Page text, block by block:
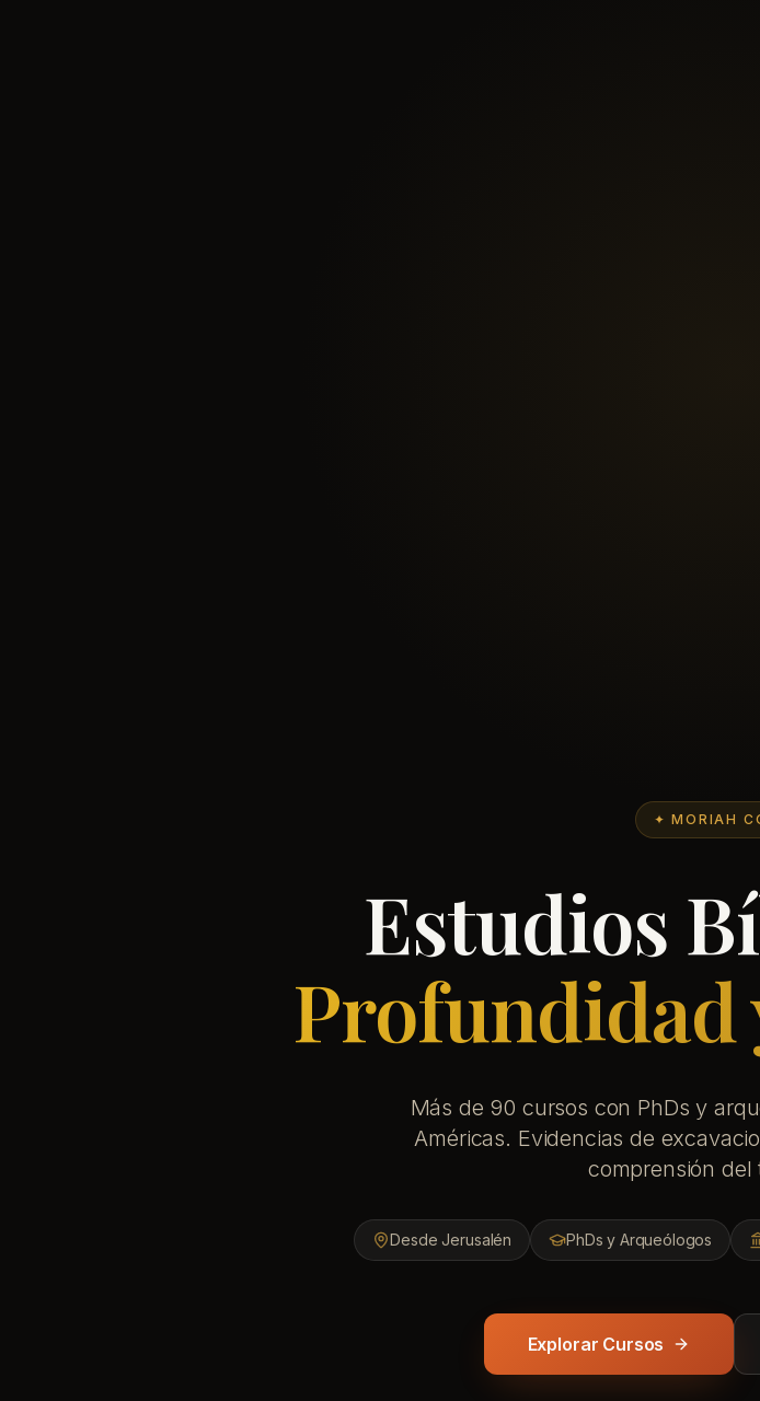
✦ MORIAH
Estudios
Profundidad
Más de 90 cursos con PhDs y
Américas. Evidencias de
comprensión del
Desde Jerusalén PhDs y Arqueólogos
Explorar Cursos